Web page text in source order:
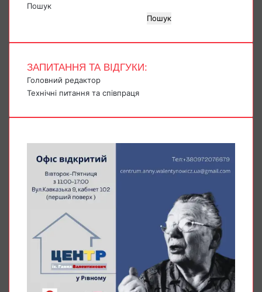
Пошук
Пошук
ЗАПИТАННЯ ТА ВІДГУКИ:
Головний редактор
Технічні питання та співпраця